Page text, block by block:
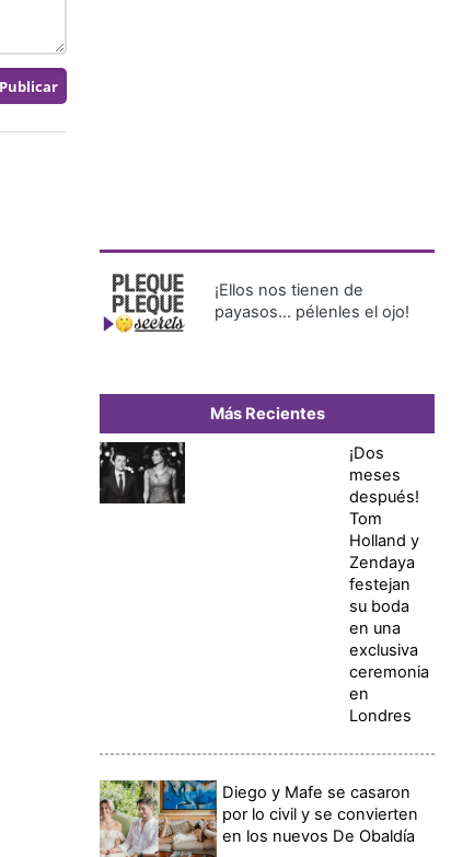
¡Ellos nos tienen de
payasos… pélenles el ojo!
Más Recientes
¡Dos
meses
después!
Tom
Holland y
Zendaya
festejan
su boda
en una
exclusiva
ceremonia
en
Londres
Diego y Mafe se casaron
por lo civil y se convierten
en los nuevos De Obaldía